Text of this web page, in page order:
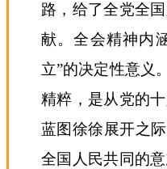
路，给了全党全
献。全会精神内
立”的决定性意义
精粹，是从党的
蓝图徐徐展开之
全国人民共同的